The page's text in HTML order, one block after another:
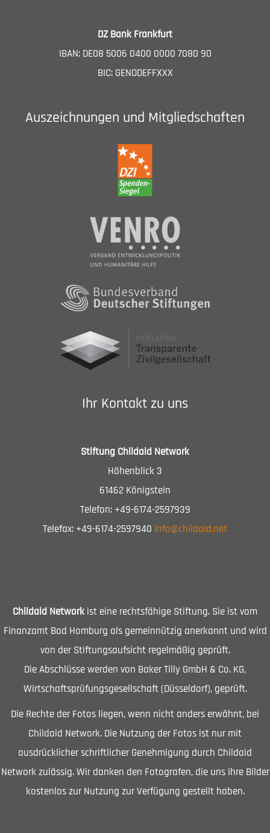
DZ Bank Frankfurt
IBAN: DE08 5006 0400 0000 7080 90
BIC: GENODEFFXXX
Auszeichnungen und Mitgliedschaften
Ihr Kontakt zu uns
Stiftung Childaid Network
Höhenblick 3
61462 Königstein
Telefon: +49-6174-2597939
Telefax: +49-6174-2597940 info@childaid.net
Childaid Network ist eine rechtsfähige Stiftung. Sie ist vom
Finanzamt Bad Homburg als gemeinnützig anerkannt und wird
von der Stiftungsaufsicht regelmäßig geprüft.
Die Abschlüsse werden von Baker Tilly GmbH & Co. KG,
Wirtschaftsprüfungsgesellschaft (Düsseldorf), geprüft.
Die Rechte der Fotos liegen, wenn nicht anders erwähnt, bei
Childaid Network. Die Nutzung der Fotos ist nur mit
ausdrücklicher schriftlicher Genehmigung durch Childaid
Network zulässig. Wir danken den Fotografen, die uns ihre Bilder
kostenlos zur Nutzung zur Verfügung gestellt haben.